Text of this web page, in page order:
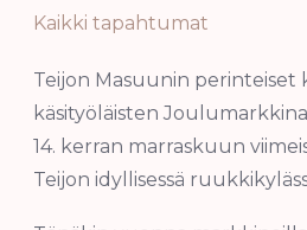
Kaikki tapahtumat
Teijon Masuunin perinteiset
käsityöläisten
14. kerran marraskuun
Teijon idyllisessä